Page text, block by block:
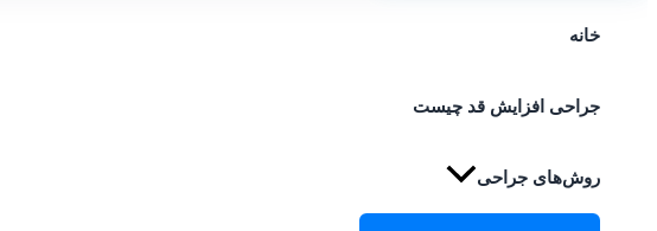
خانه
جراحی افزایش قد چیست
روش‌های جراحی